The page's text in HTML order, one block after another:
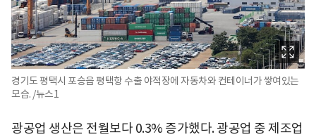
경기도 평택시 포승읍 평택항 수출 야적장에 자동차와 컨테이너가 쌓여있는
모습. /뉴스1
광공업 생산은 전월보다 0.3% 증가했다. 광공업 중 제조업